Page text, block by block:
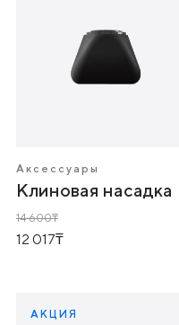
Аксессуары
Клиновая насадка
14 600
12 017
АКЦИЯ